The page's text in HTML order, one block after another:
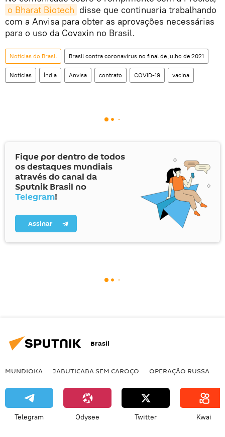
o Bharat Biotech disse que continuaria trabalhando
com a Anvisa para obter as aprovações necessárias
para o uso da Covaxin no Brasil.
Notícias do Brasil Brasil contra coronavírus no final de julho de 2021
Notícias Índia Anvisa contrato COVID-19 vacina
Fique por dentro de todos
os destaques mundiais
através do canal da
Sputnik Brasil no
Telegram!
Assinar
Brasil
MUNDIOKA JABUTICABA SEM CAROÇO OPERAÇÃO RUSSA
Telegram Odysee Twitter Kwai